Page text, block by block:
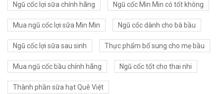
Ngũ cốc lợi sữa chính hãng Ngũ cốc Min Min có tốt không
Mua ngũ cốc lợi sữa Min Min Ngũ cốc dành cho bà bầu
Ngũ cốc lợi sữa sau sinh Thực phẩm bổ sung cho mẹ bầu
Mua ngũ cốc bầu chính hãng Ngũ cốc tốt cho thai nhi
Thành phần sữa hạt Quê Việt